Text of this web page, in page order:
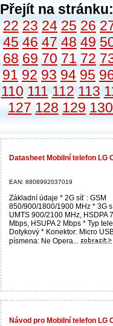
Přejít na stránku:
22 23 24 25 26
45 46 47 48 49
68 69 70 71 72
91 92 93 94 95
110 111 112 113
127 128 129 130
Datasheet Mobilní telefon LG
EAN: 8808992037019
Základní údaje * 2G síť : GSM
850/900/1800/1900 MHz * 3G
UMTS 900/2100 MHz, HSDPA
Mbps, HSUPA 2 Mbps * Typ
Dotykový * Konektor: Micro
písmena: Ne Opera...
Návod pro Mobilní telefon LG